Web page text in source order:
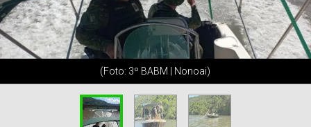
(Foto: 3º BABM | Nonoai)